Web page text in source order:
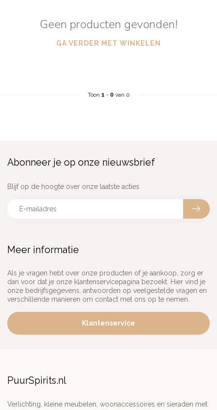
Geen producten gevonden!
GA VERDER MET WINKELEN
Toon 1 - 0 van 0
Meer informatie
Als je vragen hebt over onze producten of je aankoop, zorg er
dan voor dat je onze klantenservicepagina bezoekt. Hier vind je
onze bedrijfsgegevens, antwoorden op veelgestelde vragen en
verschillende manieren om contact met ons op te nemen.
Klantenservice
Abonneer je op onze nieuwsbrief
Blijf op de hoogte over onze laatste acties
PuurSpirits.nl
Verlichting, kleine meubelen, woonaccessoires en sieraden met